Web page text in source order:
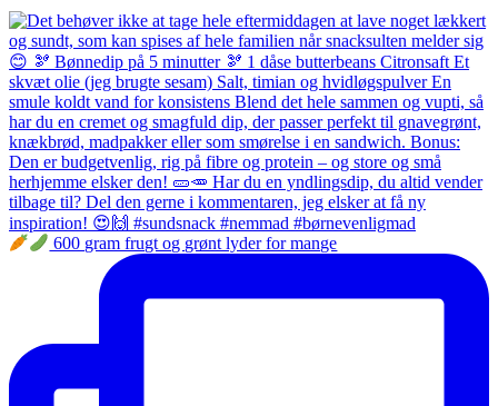
600 gram frugt og grønt lyder for mange